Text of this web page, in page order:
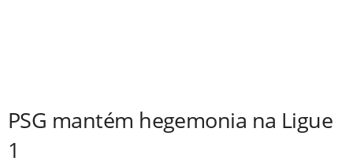
PSG mantém hegemonia na Ligue
1